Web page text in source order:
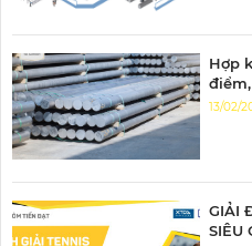
Hợp
nhôm
13/02/
GIẢI
SIÊU